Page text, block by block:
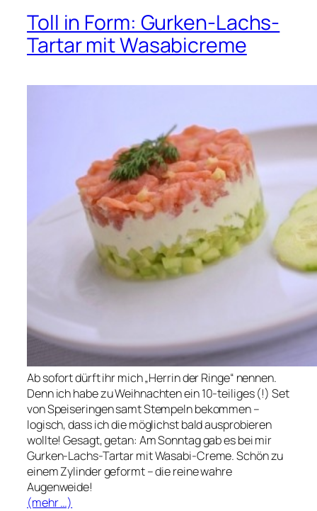
Toll in Form: Gurken-Lachs-
Tartar mit Wasabicreme
Ab sofort dürft ihr mich „Herrin der Ringe“ nennen.
Denn ich habe zu Weihnachten ein 10-teiliges (!) Set
von Speiseringen samt Stempeln bekommen –
logisch, dass ich die möglichst bald ausprobieren
wollte! Gesagt, getan: Am Sonntag gab es bei mir
Gurken-Lachs-Tartar mit Wasabi-Creme. Schön zu
einem Zylinder geformt – die reine wahre
Augenweide!
(mehr …)